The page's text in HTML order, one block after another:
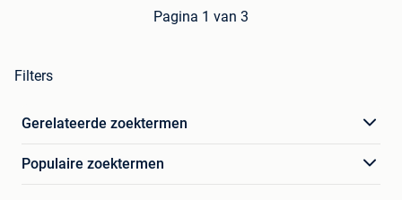
Pagina 1 van 3
Filters
Gerelateerde zoektermen
Populaire zoektermen